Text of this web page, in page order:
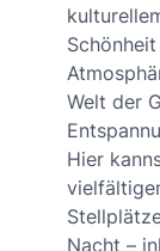
Welt der
Hier
Nacht –